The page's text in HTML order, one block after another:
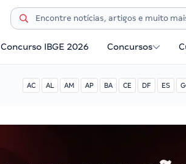
Concurso IBGE 2026 Concursos
AC AL AM AP BA CE DF ES